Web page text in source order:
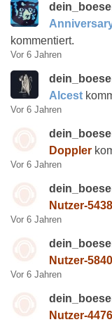
kommentiert.
Vor 6 Jahren
Alcest
Vor 6 Jahren
Doppler
Vor 6 Jahren
Nutzer-
Vor 6 Jahren
Nutzer-
Vor 6 Jahren
Nutzer-